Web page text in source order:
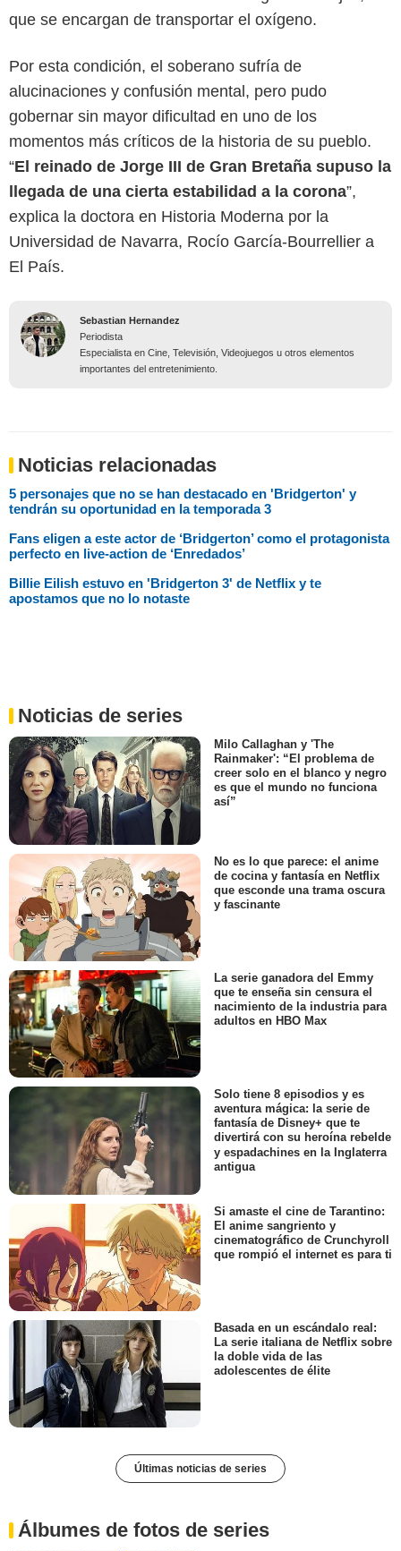
que se encargan de transportar el oxígeno.
Por esta condición, el soberano sufría de
alucinaciones y confusión mental, pero pudo
gobernar sin mayor dificultad en uno de los
momentos más críticos de la historia de su pueblo.
“El reinado de Jorge III de Gran Bretaña supuso la
llegada de una cierta estabilidad a la corona”,
explica la doctora en Historia Moderna por la
Universidad de Navarra, Rocío García-Bourrellier a
El País.
Sebastian Hernandez
Periodista
Especialista en Cine, Televisión, Videojuegos u otros elementos
importantes del entretenimiento.
Noticias relacionadas
5 personajes que no se han destacado en 'Bridgerton' y
tendrán su oportunidad en la temporada 3
Fans eligen a este actor de ‘Bridgerton’ como el protagonista
perfecto en live-action de ‘Enredados’
Billie Eilish estuvo en 'Bridgerton 3' de Netflix y te
apostamos que no lo notaste
Noticias de series
Milo Callaghan y 'The
Rainmaker': “El problema de
creer solo en el blanco y negro
es que el mundo no funciona
así”
No es lo que parece: el anime
de cocina y fantasía en Netflix
que esconde una trama oscura
y fascinante
La serie ganadora del Emmy
que te enseña sin censura el
nacimiento de la industria para
adultos en HBO Max
Solo tiene 8 episodios y es
aventura mágica: la serie de
fantasía de Disney+ que te
divertirá con su heroína rebelde
y espadachines en la Inglaterra
antigua
Si amaste el cine de Tarantino:
El anime sangriento y
cinematográfico de Crunchyroll
que rompió el internet es para ti
Basada en un escándalo real:
La serie italiana de Netflix sobre
la doble vida de las
adolescentes de élite
Últimas noticias de series
Álbumes de fotos de series